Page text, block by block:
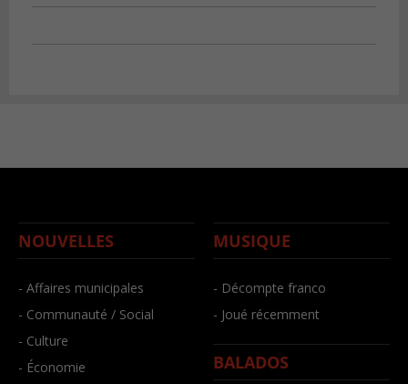
NOUVELLES
- Affaires municipales
- Communauté / Social
- Culture
- Économie
MUSIQUE
- Décompte franco
- Joué récemment
BALADOS